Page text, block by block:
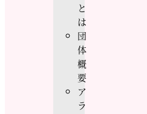
と
は
団
体
概
要
ア
ラ